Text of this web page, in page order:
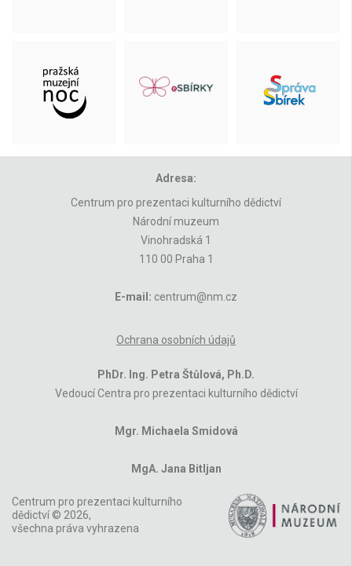
Adresa:
Centrum pro prezentaci kulturního dědictví
Národní muzeum
Vinohradská 1
110 00 Praha 1
E-mail: centrum@nm.cz
Ochrana osobních údajů
PhDr. Ing. Petra Štůlová, Ph.D.
Vedoucí Centra pro prezentaci kulturního dědictví
Mgr. Michaela Smidová
MgA. Jana Bitljan
Centrum pro prezentaci kulturního
dědictví © 2026,
všechna práva vyhrazena